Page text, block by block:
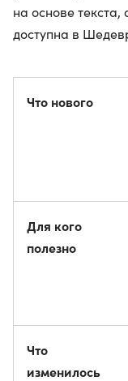
на основе
доступна в
Что нового
Для кого
полезно
Что
изменилось